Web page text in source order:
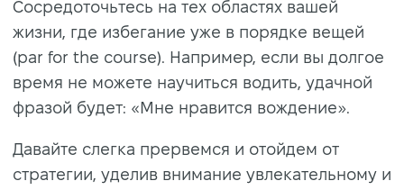
Сосредоточьтесь на тех областях вашей
жизни, где избегание уже в порядке вещей
(par for the course). Например, если вы долгое
время не можете научиться водить, удачной
фразой будет: «Мне нравится вождение».
Давайте слегка прервемся и отойдем от
стратегии, уделив внимание увлекательному и